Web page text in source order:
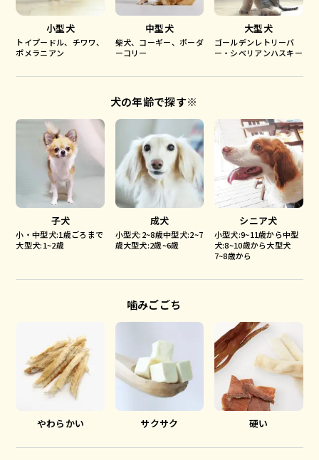
小型犬
トイプードル、チワワ、
ポメラニアン
中型犬
柴犬、コーギー、ボーダ
ーコリー
大型犬
ゴールデンレトリーバ
ー・シベリアンハスキー
犬の年齢で探す※
子犬
小・中型犬:1歳ごろまで
大型犬:1~2歳
成犬
小型犬:2~8歳中型犬:2~7
歳大型犬:2歳~6歳
シニア犬
小型犬:9~11歳から中型
犬:8~10歳から大型犬
7~8歳から
噛みごごち
やわらかい サクサク 硬い